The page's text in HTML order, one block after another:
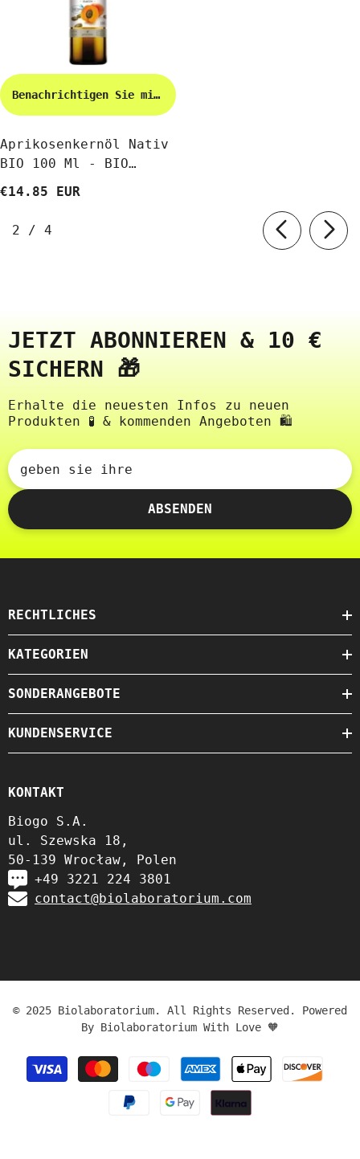
Benachrichtigen Sie mich
Aprikosenkernöl Nativ
BIO 100 Ml - BIO
€14.85 EUR
2 / von
4
JETZT ABONNIEREN & 10 €
SICHERN 🎁
Erhalte die neuesten Infos zu neuen
Produkten 🧪 & kommenden Angeboten 🛍️
geben sie ihre
ABSENDEN
RECHTLICHES
KATEGORIEN
SONDERANGEBOTE
KUNDENSERVICE
KONTAKT
Biogo S.A.
ul. Szewska 18,
50-139 Wrocław, Polen
+49 3221 224 3801
contact@biolaboratorium.com
© 2025 Biolaboratorium. All Rights Reserved. Powered
By Biolaboratorium With Love 🧡
Zahlungsmethoden